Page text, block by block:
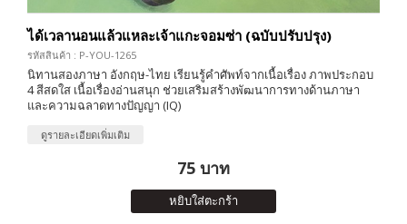
ได้เวลานอนแล้วแหละเจ้าแกะจอมซ่า (ฉบับปรับปรุง)
รหัสสินค้า : P-YOU-1265
นิทานสองภาษา อังกฤษ-ไทย เรียนรู้คำศัพท์จากเนื้อเรื่อง ภาพประกอบ
4 สีสดใส เนื้อเรื่องอ่านสนุก ช่วยเสริมสร้างพัฒนาการทางด้านภาษา
และความฉลาดทางปัญญา (IQ)
ดูรายละเอียดเพิ่มเติม
75 บาท
หยิบใส่ตะกร้า